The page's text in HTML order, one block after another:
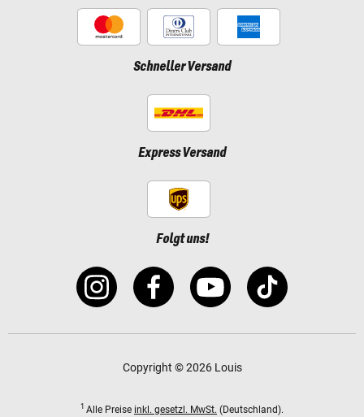
Schneller Versand
Express Versand
Folgt uns!
Copyright © 2026 Louis
1 Alle Preise inkl. gesetzl. MwSt. (Deutschland).